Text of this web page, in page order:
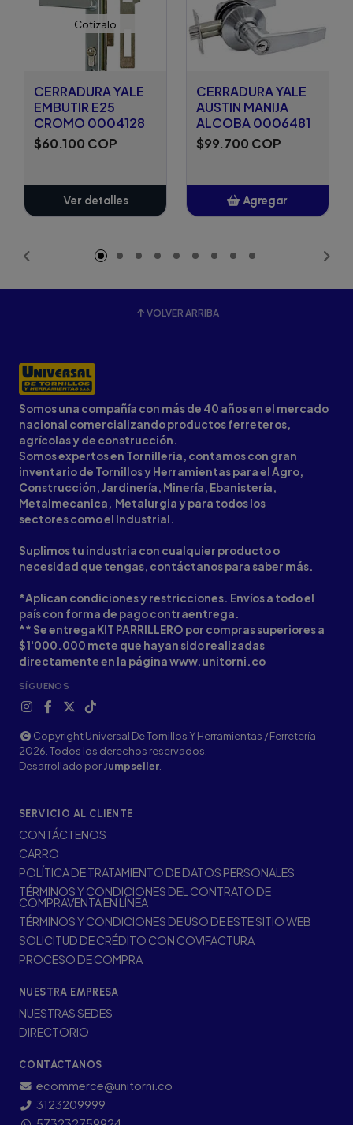
Cotízalo
CERRADURA YALE
EMBUTIR E25
CROMO 0004128
$60.100 COP
Ver detalles
CERRADURA YALE
AUSTIN MANIJA
ALCOBA 0006481
$99.700 COP
Agregar
VOLVER ARRIBA
Somos una compañía con más de 40 años en el mercado
nacional comercializando productos ferreteros,
agrícolas y de construcción.
Somos expertos en Tornilleria, contamos con gran
inventario de Tornillos y Herramientas para el Agro,
Construcción, Jardinería, Minería, Ebanistería,
Metalmecanica, Metalurgia y para todos los
sectores como el Industrial.
Suplimos tu industria con cualquier producto o
necesidad que tengas, contáctanos para saber más.
*Aplican condiciones y restricciones. Envíos a todo el
país con forma de pago contraentrega.
** Se entrega KIT PARRILLERO por compras superiores a
$1'000.000 mcte que hayan sido realizadas
directamente en la página www.unitorni.co
SÍGUENOS
Copyright Universal De Tornillos Y Herramientas / Ferretería
2026. Todos los derechos reservados.
Desarrollado porJumpseller
SERVICIO AL CLIENTE
CONTÁCTENOS
CARRO
POLÍTICA DE TRATAMIENTO DE DATOS PERSONALES
TÉRMINOS Y CONDICIONES DEL CONTRATO DE
COMPRAVENTA EN LÍNEA
TÉRMINOS Y CONDICIONES DE USO DE ESTE SITIO WEB
SOLICITUD DE CRÉDITO CON COVIFACTURA
PROCESO DE COMPRA
NUESTRA EMPRESA
NUESTRAS SEDES
DIRECTORIO
CONTÁCTANOS
ecommerce@unitorni.co
3123209999